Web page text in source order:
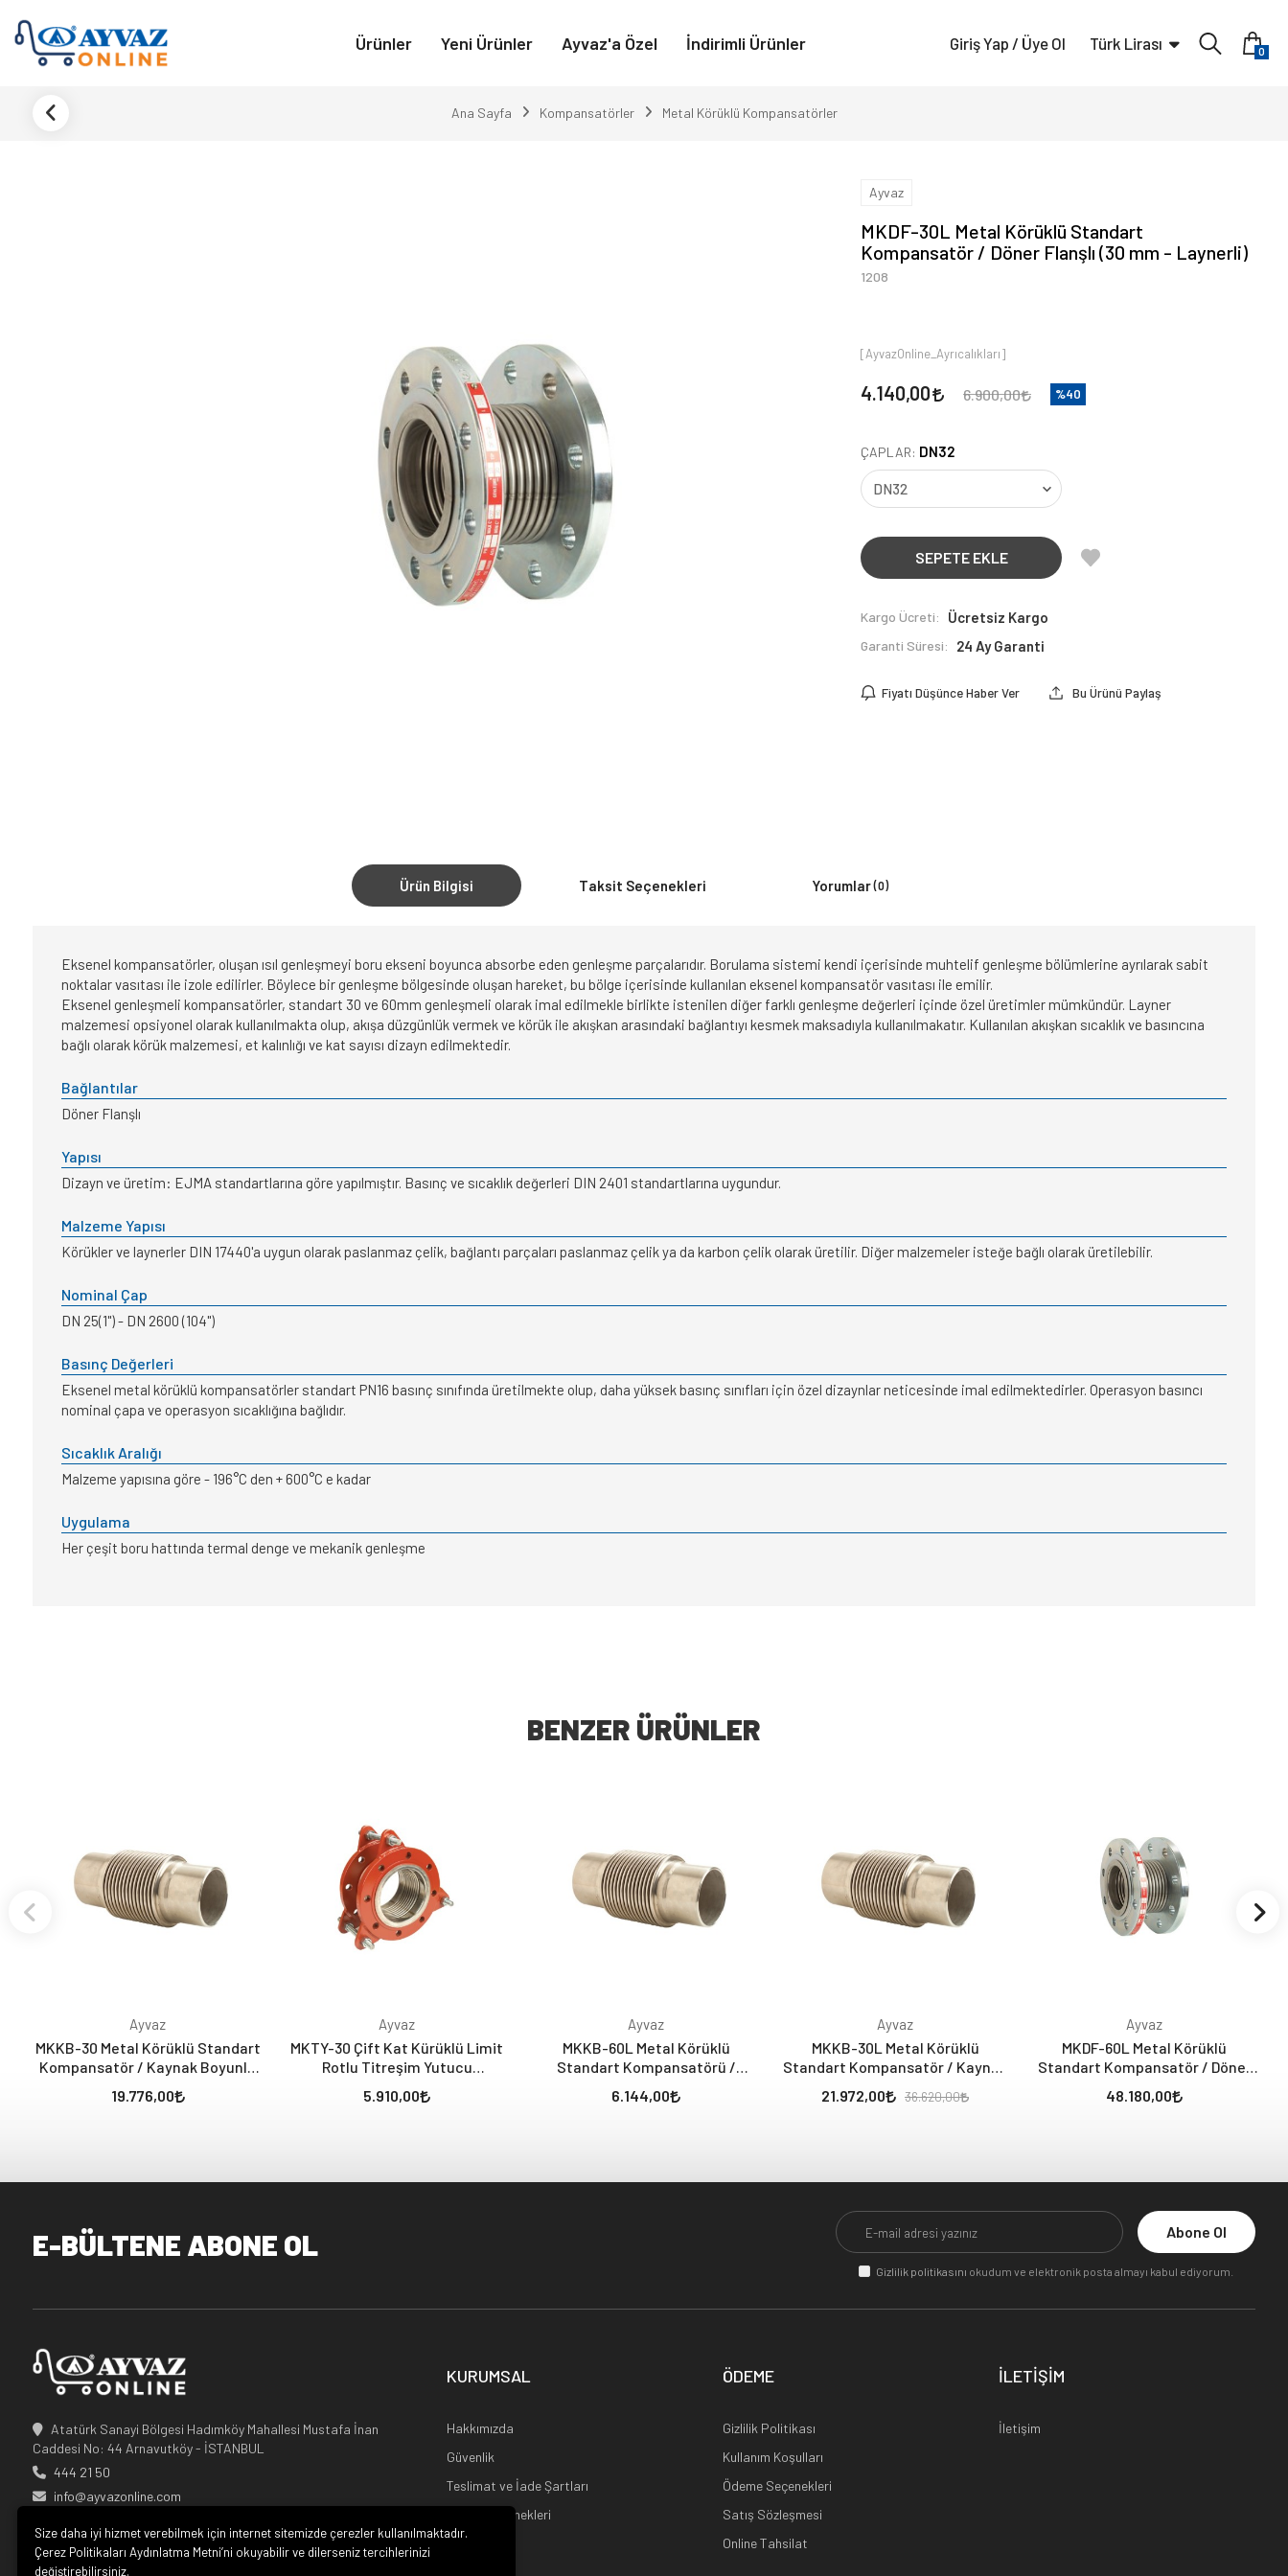
Ürünler Yeni Ürünler Ayvaz'a Özel İndirimli Ürünler Giriş Yap / Üye Ol Türk Lirası 0
Ana Sayfa Kompansatörler Metal Körüklü Kompansatörler
Ayvaz
MKDF-30L Metal Körüklü Standart
Kompansatör / Döner Flanşlı (30 mm - Laynerli)
1208
[AyvazOnline_Ayrıcalıkları]
4.140,00 6.900,00 %40
ÇAPLAR: DN32
SEPETE EKLE
Kargo Ücreti: Ücretsiz Kargo
Garanti Süresi: 24 Ay Garanti
Fiyatı Düşünce Haber Ver Bu Ürünü Paylaş
Ürün Bilgisi Taksit Seçenekleri Yorumlar(0)
Eksenel kompansatörler, oluşan ısıl genleşmeyi boru ekseni boyunca absorbe eden genleşme parçalarıdır. Borulama sistemi kendi içerisinde muhtelif genleşme bölümlerine ayrılarak sabit
noktalar vasıtası ile izole edilirler. Böylece bir genleşme bölgesinde oluşan hareket, bu bölge içerisinde kullanılan eksenel kompansatör vasıtası ile emilir.
Eksenel genleşmeli kompansatörler, standart 30 ve 60mm genleşmeli olarak imal edilmekle birlikte istenilen diğer farklı genleşme değerleri içinde özel üretimler mümkündür. Layner
malzemesi opsiyonel olarak kullanılmakta olup, akışa düzgünlük vermek ve körük ile akışkan arasındaki bağlantıyı kesmek maksadıyla kullanılmakatır. Kullanılan akışkan sıcaklık ve basıncına
bağlı olarak körük malzemesi, et kalınlığı ve kat sayısı dizayn edilmektedir.
Bağlantılar
Döner Flanşlı
Yapısı
Dizayn ve üretim: EJMA standartlarına göre yapılmıştır. Basınç ve sıcaklık değerleri DIN 2401 standartlarına uygundur.
Malzeme Yapısı
Körükler ve laynerler DIN 17440'a uygun olarak paslanmaz çelik, bağlantı parçaları paslanmaz çelik ya da karbon çelik olarak üretilir. Diğer malzemeler isteğe bağlı olarak üretilebilir.
Nominal Çap
DN 25(1") - DN 2600 (104")
Basınç Değerleri
Eksenel metal körüklü kompansatörler standart PN16 basınç sınıfında üretilmekte olup, daha yüksek basınç sınıfları için özel dizaynlar neticesinde imal edilmektedirler. Operasyon basıncı
nominal çapa ve operasyon sıcaklığına bağlıdır.
Sıcaklık Aralığı
Malzeme yapısına göre - 196°C den + 600°C e kadar
Uygulama
Her çeşit boru hattında termal denge ve mekanik genleşme
BENZER ÜRÜNLER
Ayvaz
MKKB-30 Metal Körüklü Standart
Kompansatör / Kaynak Boyunlu
(30 mm - Laynersiz)
19.776,00
Ayvaz
MKTY-30 Çift Kat Kürüklü Limit
Rotlu Titreşim Yutucu
Kompansatör (30 mm Genleşmeli
-20, +10)
5.910,00
Ayvaz
MKKB-60L Metal Körüklü
Standart Kompansatörü /
Kaynak Boyunlu (60 mm -
Laynerli)
6.144,00
Ayvaz
MKKB-30L Metal Körüklü
Standart Kompansatör / Kaynak
Boyunlu (30 mm - Laynerli)
21.972,00 36.620,00
Ayvaz
MKDF-60L Metal Körüklü
Standart Kompansatör / Döner
Flanşlı (60 mm - Laynerli)
48.180,00
E-BÜLTENE ABONE OL Abone Ol
Gizlilik politikasını okudum ve elektronik posta almayı kabul ediyorum.
Atatürk Sanayi Bölgesi Hadımköy Mahallesi Mustafa İnan
Caddesi No: 44 Arnavutköy - İSTANBUL
444 21 50
info@ayvazonline.com
KURUMSAL
Hakkımızda
Güvenlik
Teslimat ve İade Şartları
Kargo Seçenekleri
Ana Sayfa
ÖDEME
Gizlilik Politikası
Kullanım Koşulları
Ödeme Seçenekleri
Satış Sözleşmesi
Online Tahsilat
İLETİŞİM
İletişim
Size daha iyi hizmet verebilmek için internet sitemizde çerezler kullanılmaktadır.
Çerez Politikaları Aydınlatma Metni’ni okuyabilir ve dilerseniz tercihlerinizi
değiştirebilirsiniz.